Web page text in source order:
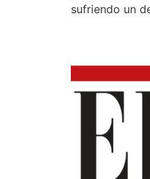
sufriendo un